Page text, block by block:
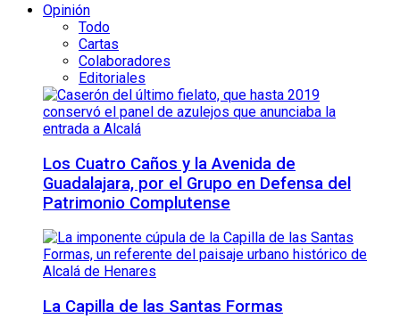
Opinión
Todo
Cartas
Colaboradores
Editoriales
Los Cuatro Caños y la Avenida de
Guadalajara, por el Grupo en Defensa del
Patrimonio Complutense
La Capilla de las Santas Formas